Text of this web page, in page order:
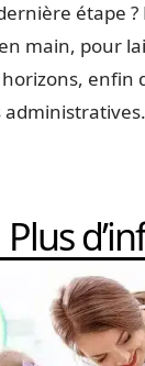
étape
main, pour
enfin
administratives.
Plus